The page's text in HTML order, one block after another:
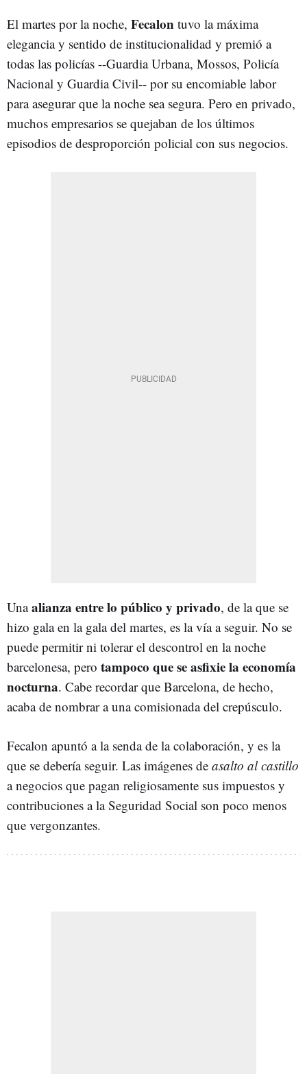
El martes por la noche, Fecalon tuvo la máxima
elegancia y sentido de institucionalidad y premió a
todas las policías --Guardia Urbana, Mossos, Policía
Nacional y Guardia Civil-- por su encomiable labor
para asegurar que la noche sea segura. Pero en privado,
muchos empresarios se quejaban de los últimos
episodios de desproporción policial con sus negocios.
Unaalianza entre lo público y privado, de la que se
hizo gala en la gala del martes, es la vía a seguir. No se
puede permitir ni tolerar el descontrol en la noche
barcelonesa, pero tampoco que se asfixie la economía
nocturna. Cabe recordar que Barcelona, de hecho,
acaba de nombrar a una comisionada del crepúsculo.
Fecalon apuntó a la senda de la colaboración, y es la
que se debería seguir. Las imágenes de asalto al castillo
a negocios que pagan religiosamente sus impuestos y
contribuciones a la Seguridad Social son poco menos
que vergonzantes.